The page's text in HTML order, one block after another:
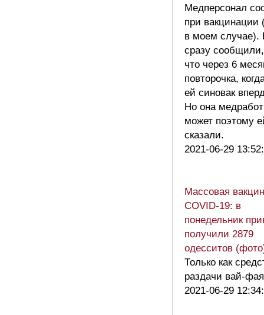
Медперсонал
при вакцинации
в моем случае).
сразу сообщили,
что через 6
повторочка,
ей синовак
Но она
может поэтому
сказали.
2021-06-29
Массовая
COVID-19: в
понедельник
получили 2879
одесситов
Только как
раздачи вай-
2021-06-29